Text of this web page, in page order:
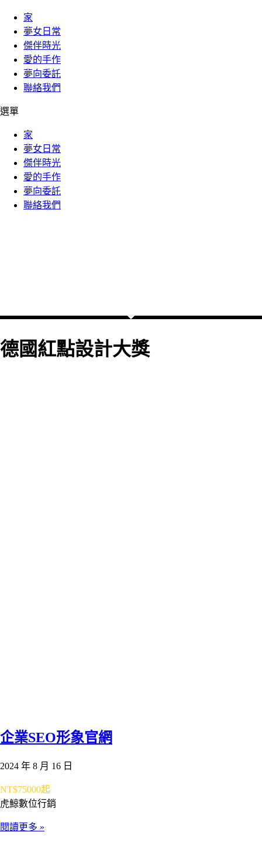
家
夢女日常
傑伴時光
愛的手作
夢向委託
聯絡我們
選單
家
夢女日常
傑伴時光
愛的手作
夢向委託
聯絡我們
德國紅點設計大獎
企業SEO形象官網
2024 年 8 月 16 日
NT$75000起
虎鯨數位行銷
閱讀更多 »